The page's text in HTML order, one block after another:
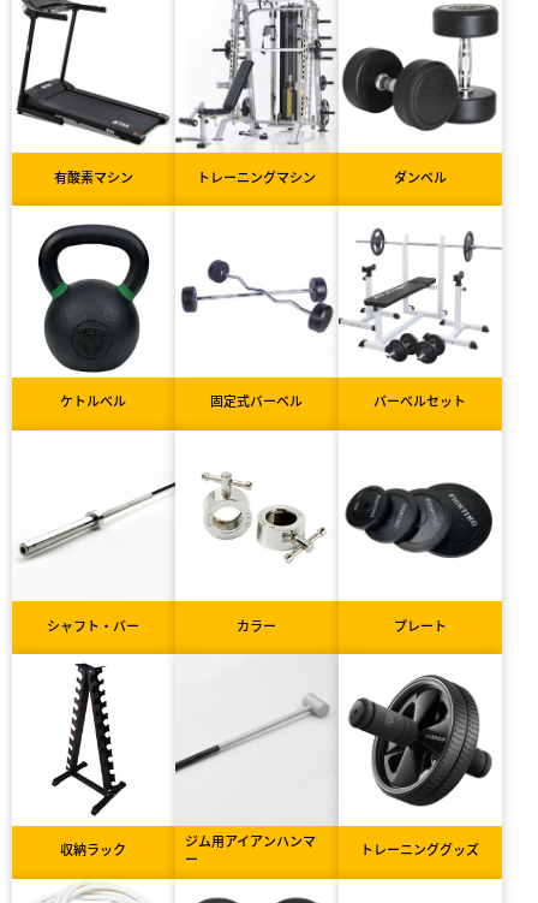
有酸素マシン トレーニングマシン ダンベル
ケトルベル 固定式バーベル バーベルセット
シャフト・バー カラー プレート
収納ラック
ジム用アイアンハンマ
ー
トレーニンググッズ